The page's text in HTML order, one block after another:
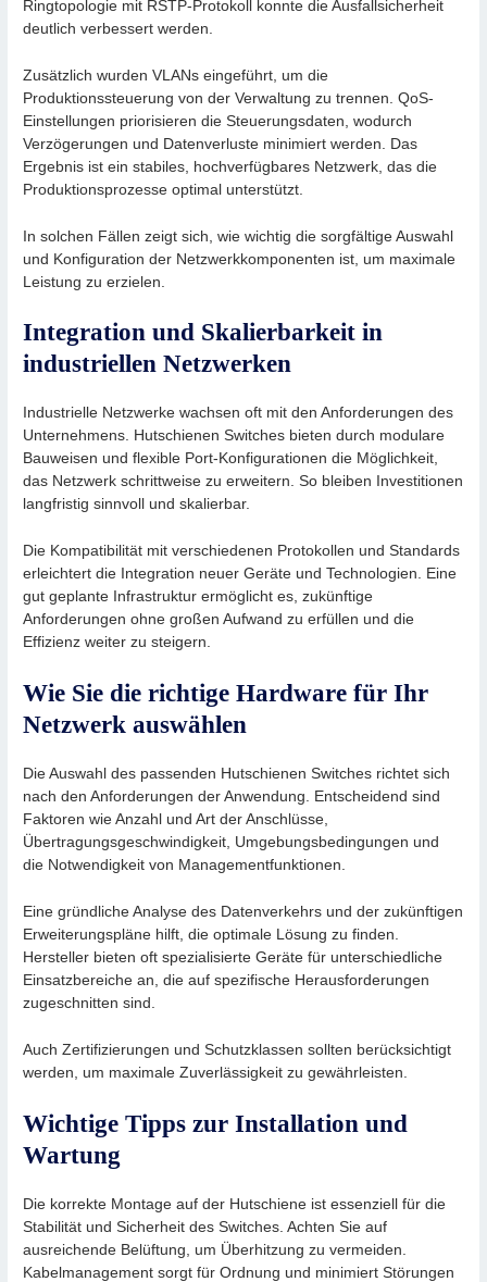
Ringtopologie mit RSTP-Protokoll konnte die Ausfallsicherheit
deutlich verbessert werden.
Zusätzlich wurden VLANs eingeführt, um die
Produktionssteuerung von der Verwaltung zu trennen. QoS-
Einstellungen priorisieren die Steuerungsdaten, wodurch
Verzögerungen und Datenverluste minimiert werden. Das
Ergebnis ist ein stabiles, hochverfügbares Netzwerk, das die
Produktionsprozesse optimal unterstützt.
In solchen Fällen zeigt sich, wie wichtig die sorgfältige Auswahl
und Konfiguration der Netzwerkkomponenten ist, um maximale
Leistung zu erzielen.
Integration und Skalierbarkeit in
industriellen Netzwerken
Industrielle Netzwerke wachsen oft mit den Anforderungen des
Unternehmens. Hutschienen Switches bieten durch modulare
Bauweisen und flexible Port-Konfigurationen die Möglichkeit,
das Netzwerk schrittweise zu erweitern. So bleiben Investitionen
langfristig sinnvoll und skalierbar.
Die Kompatibilität mit verschiedenen Protokollen und Standards
erleichtert die Integration neuer Geräte und Technologien. Eine
gut geplante Infrastruktur ermöglicht es, zukünftige
Anforderungen ohne großen Aufwand zu erfüllen und die
Effizienz weiter zu steigern.
Wie Sie die richtige Hardware für Ihr
Netzwerk auswählen
Die Auswahl des passenden Hutschienen Switches richtet sich
nach den Anforderungen der Anwendung. Entscheidend sind
Faktoren wie Anzahl und Art der Anschlüsse,
Übertragungsgeschwindigkeit, Umgebungsbedingungen und
die Notwendigkeit von Managementfunktionen.
Eine gründliche Analyse des Datenverkehrs und der zukünftigen
Erweiterungspläne hilft, die optimale Lösung zu finden.
Hersteller bieten oft spezialisierte Geräte für unterschiedliche
Einsatzbereiche an, die auf spezifische Herausforderungen
zugeschnitten sind.
Auch Zertifizierungen und Schutzklassen sollten berücksichtigt
werden, um maximale Zuverlässigkeit zu gewährleisten.
Wichtige Tipps zur Installation und
Wartung
Die korrekte Montage auf der Hutschiene ist essenziell für die
Stabilität und Sicherheit des Switches. Achten Sie auf
ausreichende Belüftung, um Überhitzung zu vermeiden.
Kabelmanagement sorgt für Ordnung und minimiert Störungen